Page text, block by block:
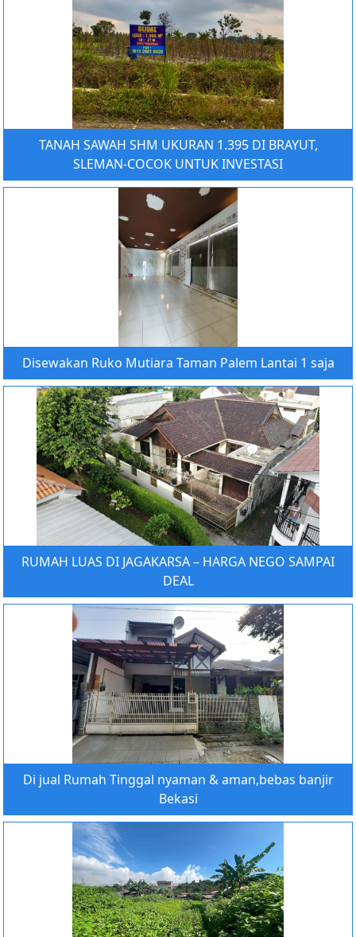
TANAH SAWAH SHM UKURAN 1.395 DI BRAYUT,
SLEMAN-COCOK UNTUK INVESTASI
Disewakan Ruko Mutiara Taman Palem Lantai 1 saja
RUMAH LUAS DI JAGAKARSA – HARGA NEGO SAMPAI
DEAL
Di jual Rumah Tinggal nyaman & aman,bebas banjir
Bekasi